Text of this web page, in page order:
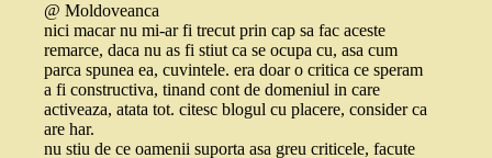
@ Moldoveanca
nici macar nu mi-ar fi trecut prin cap sa fac aceste
remarce, daca nu as fi stiut ca se ocupa cu, asa cum
parca spunea ea, cuvintele. era doar o critica ce speram
a fi constructiva, tinand cont de domeniul in care
activeaza, atata tot. citesc blogul cu placere, consider ca
are har.
nu stiu de ce oamenii suporta asa greu criticele, facute